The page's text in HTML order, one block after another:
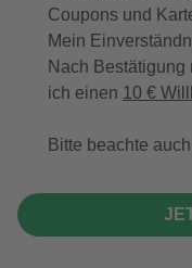
Coupons und
Mein
Nach
ich einen 10 €
Bitte beachte